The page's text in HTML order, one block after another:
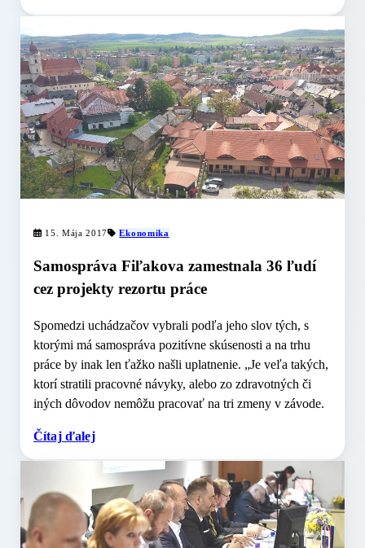
15. Mája 2017 Ekonomika
Samospráva Fiľakova zamestnala 36 ľudí
cez projekty rezortu práce
Spomedzi uchádzačov vybrali podľa jeho slov tých, s
ktorými má samospráva pozitívne skúsenosti a na trhu
práce by inak len ťažko našli uplatnenie. „Je veľa takých,
ktorí stratili pracovné návyky, alebo zo zdravotných či
iných dôvodov nemôžu pracovať na tri zmeny v závode.
Čítaj ďalej